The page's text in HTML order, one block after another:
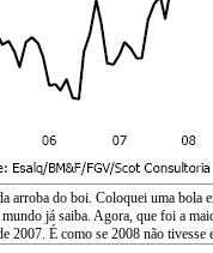
do boi. Coloquei uma bola
já saiba. Agora, que foi a
2007. É como se 2008 não tivesse